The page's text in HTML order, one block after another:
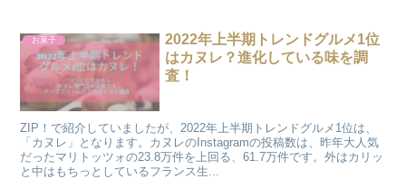
お菓子
2022年上半期トレンドグルメ1位
はカヌレ？進化している味を調
査！
ZIP！で紹介していましたが、2022年上半期トレンドグルメ1位は、
「カヌレ」となります。カヌレのInstagramの投稿数は、昨年大人気
だったマリトッツォの23.8万件を上回る、61.7万件です。外はカリッ
と中はもちっとしているフランス生...